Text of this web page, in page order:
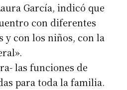
García, indicó que
con diferentes
y con los niños, con la
las funciones de
para toda la familia.